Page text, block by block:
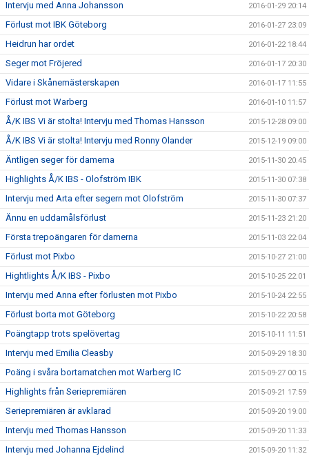
Intervju med Anna Johansson 2016-01-29 20:14
Förlust mot IBK Göteborg 2016-01-27 23:09
Heidrun har ordet 2016-01-22 18:44
Seger mot Fröjered 2016-01-17 20:30
Vidare i Skånemästerskapen 2016-01-17 11:55
Förlust mot Warberg 2016-01-10 11:57
Å/K IBS Vi är stolta! Intervju med Thomas Hansson 2015-12-28 09:00
Å/K IBS Vi är stolta! Intervju med Ronny Olander 2015-12-19 09:00
Äntligen seger för damerna 2015-11-30 20:45
Highlights Å/K IBS - Olofström IBK 2015-11-30 07:38
Intervju med Arta efter segern mot Olofström 2015-11-30 07:37
Ännu en uddamålsförlust 2015-11-23 21:20
Första trepoängaren för damerna 2015-11-03 22:04
Förlust mot Pixbo 2015-10-27 21:00
Hightlights Å/K IBS - Pixbo 2015-10-25 22:01
Intervju med Anna efter förlusten mot Pixbo 2015-10-24 22:55
Förlust borta mot Göteborg 2015-10-22 20:58
Poängtapp trots spelövertag 2015-10-11 11:51
Intervju med Emilia Cleasby 2015-09-29 18:30
Poäng i svåra bortamatchen mot Warberg IC 2015-09-27 00:15
Highlights från Seriepremiären 2015-09-21 17:59
Seriepremiären är avklarad 2015-09-20 19:00
Intervju med Thomas Hansson 2015-09-20 11:33
Intervju med Johanna Ejdelind 2015-09-20 11:32